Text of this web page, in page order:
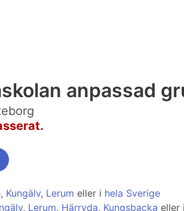
anpassad
, Kungälv, Lerum eller i hela Sverige
, Lerum, Härryda, Kungsbacka eller i